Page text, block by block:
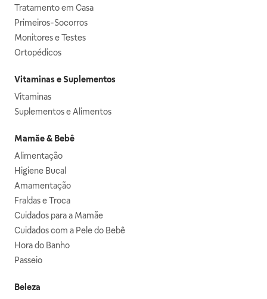
Tratamento em Casa
Primeiros-Socorros
Monitores e Testes
Ortopédicos
Vitaminas e Suplementos
Vitaminas
Suplementos e Alimentos
Mamãe & Bebê
Alimentação
Higiene Bucal
Amamentação
Fraldas e Troca
Cuidados para a Mamãe
Cuidados com a Pele do Bebê
Hora do Banho
Passeio
Beleza